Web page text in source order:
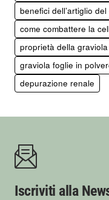
benefici dell’artiglio
come combattere la
proprietà della
graviola foglie in
depurazione renale
Iscriviti alla